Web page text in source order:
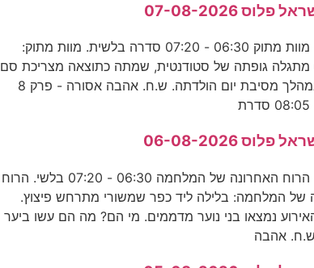
פלוס 07-08-2026
העדים - מוות מתוק 06:30 - 07:20 סדרה בלשית. מוות מתוק:
מתגלה גופתה של סטודנטית, שמתה כתוצאה מצריכת סם
מורעל במהלך מסיבת יום הולדתה. ש.ח. אהבה אסורה - פרק 8
פלוס 06-08-2026
העדים - הרוח האחרונה של המלחמה 06:30 - 07:20 בלשי. הרוח
של המלחמה: בלילה ליד כפר שמשורי מתרחש פיצוץ.
נמצאו בני נוער מדממים. מי הם? מה הם עשו ביער
ש.ח. אהבה